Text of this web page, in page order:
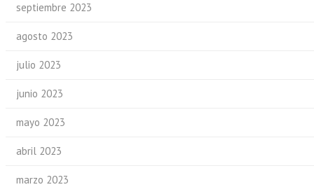
septiembre 2023
agosto 2023
julio 2023
junio 2023
mayo 2023
abril 2023
marzo 2023